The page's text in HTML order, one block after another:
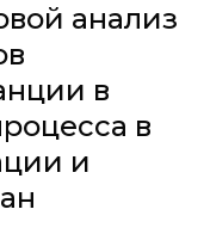
анализ
в
в
и